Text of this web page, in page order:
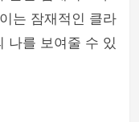
는 잠재적인 클라
나를 보여줄 수 있